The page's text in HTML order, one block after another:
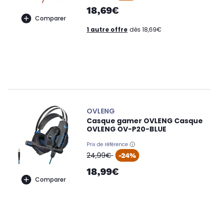
Comparer
18,69€
1 autre offre dès 18,69€
Comparer
OVLENG
Casque gamer OVLENG Casque
OVLENG OV-P20-BLUE
Prix de référence
oldPrice
24,99€ -24%
18,99€